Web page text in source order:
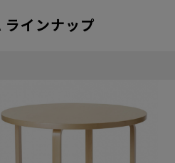
ラインナップ